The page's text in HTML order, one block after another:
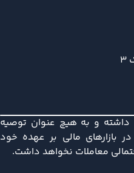
داشته و به هیچ عنوان توصیه
بازارهای مالی بر عهده خود
معاملات نخواهد داشت.